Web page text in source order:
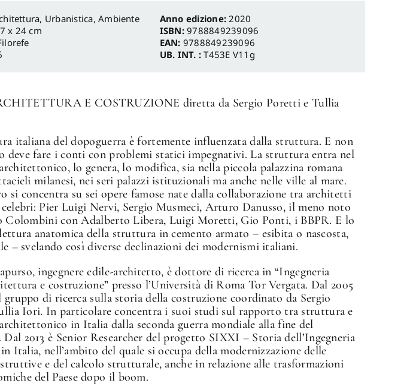
Urbanistica, Ambiente
x 24 cm
Anno edizione: 2020
ISBN:9788849239096
EAN: 9788849239096
UB. INT. :T453E V11g
E COSTRUZIONE diretta da Sergio Poretti e Tullia
italiana del dopoguerra è fortemente influenzata dalla struttura. E non
deve fare i conti con problemi statici impegnativi. La struttura entra nel
lo genera, lo modifica, sia nella piccola palazzina romana
milanesi, nei seri palazzi istituzionali ma anche nelle ville al mare.
si concentra su sei opere famose nate dalla collaborazione tra architetti
Pier Luigi Nervi, Sergio Musmeci, Arturo Danusso, il meno noto
Colombini con Adalberto Libera, Luigi Moretti, Gio Ponti, i BBPR. E lo
anatomica della struttura in cemento armato – esibita o nascosta,
– svelando così diverse declinazioni dei modernismi italiani.
ingegnere edile-architetto, è dottore di ricerca in “Ingegneria
e costruzione” presso l’Università di Roma Tor Vergata. Dal 2005
gruppo di ricerca sulla storia della costruzione coordinato da Sergio
Iori. In particolare concentra i suoi studi sul rapporto tra struttura e
in Italia dalla seconda guerra mondiale alla fine del
Dal 2013 è Senior Researcher del progetto SIXXI – Storia dell’Ingegneria
Italia, nell’ambito del quale si occupa della modernizzazione delle
e del calcolo strutturale, anche in relazione alle trasformazioni
del Paese dopo il boom.